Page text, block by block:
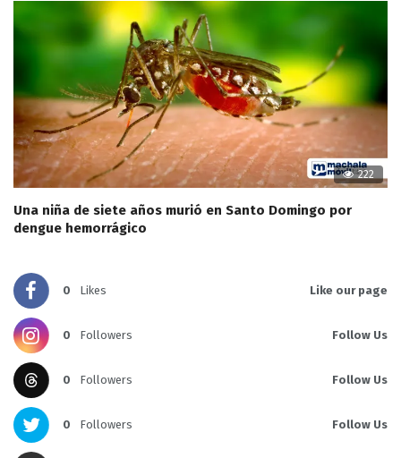
222
Una niña de siete años murió en Santo Domingo por
dengue hemorrágico
0 Likes Like our page
0 Followers Follow Us
0 Followers Follow Us
0 Followers Follow Us